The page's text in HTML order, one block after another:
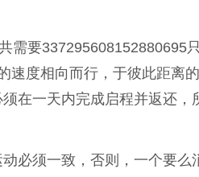
要337295608152880695
速度相向而行，于彼此距离
在一天内完成启程并返还，
必须一致，否则，一个要么